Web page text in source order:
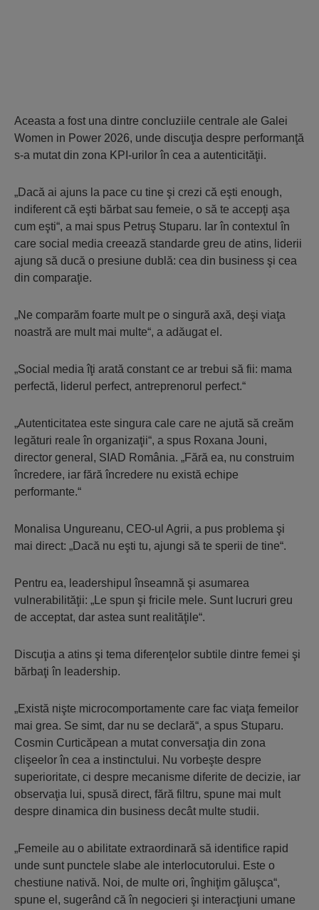
Aceasta a fost una dintre concluziile centrale ale Galei
Women in Power 2026, unde discuţia despre performanţă
s-a mutat din zona KPI-urilor în cea a autenticităţii.
„Dacă ai ajuns la pace cu tine şi crezi că eşti enough,
indiferent că eşti bărbat sau femeie, o să te accepţi aşa
cum eşti“, a mai spus Petruş Stuparu. Iar în contextul în
care social media creează standarde greu de atins, liderii
ajung să ducă o presiune dublă: cea din business şi cea
din comparaţie.
„Ne comparăm foarte mult pe o singură axă, deşi viaţa
noastră are mult mai multe“, a adăugat el.
„Social media îţi arată constant ce ar trebui să fii: mama
perfectă, liderul perfect, antreprenorul perfect.“
„Autenticitatea este singura cale care ne ajută să creăm
legături reale în organizaţii“, a spus Roxana Jouni,
director general, SIAD România. „Fără ea, nu construim
încredere, iar fără încredere nu există echipe
performante.“
Monalisa Ungureanu, CEO-ul Agrii, a pus problema şi
mai direct: „Dacă nu eşti tu, ajungi să te sperii de tine“.
Pentru ea, leadershipul înseamnă şi asumarea
vulnerabilităţii: „Le spun şi fricile mele. Sunt lucruri greu
de acceptat, dar astea sunt realităţile“.
Discuţia a atins şi tema diferenţelor subtile dintre femei şi
bărbaţi în leadership.
„Există nişte microcomportamente care fac viaţa femeilor
mai grea. Se simt, dar nu se declară“, a spus Stuparu.
Cosmin Curticăpean a mutat conversaţia din zona
clişeelor în cea a instinctului. Nu vorbeşte despre
superioritate, ci despre mecanisme diferite de decizie, iar
observaţia lui, spusă direct, fără filtru, spune mai mult
despre dinamica din business decât multe studii.
„Femeile au o abilitate extraordinară să identifice rapid
unde sunt punctele slabe ale interlocu­torului. Este o
chestiune nativă. Noi, de multe ori, înghiţim găluşca“,
spune el, sugerând că în negocieri şi interacţiuni umane